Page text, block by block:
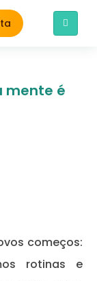
mente é
começos:
rotinas e